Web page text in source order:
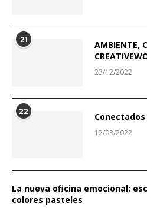
21
AMBIENTE,
23/12/2022
22
12/08/2022
La nueva oficina emocional:
colores pasteles